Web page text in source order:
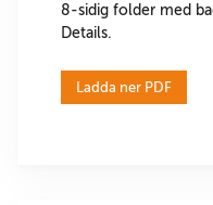
8-sidig folder med
Details.
Ladda ner PDF